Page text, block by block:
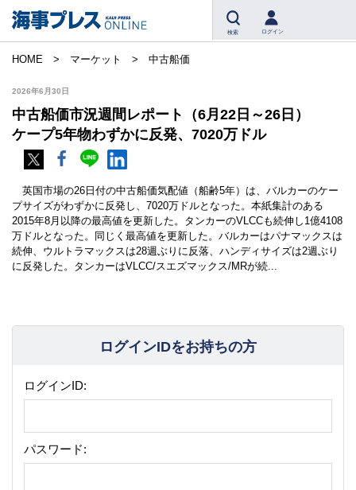
検索 ログイン
HOME マーケット 中古船価
2026年6月30日
中古船価市況週間レポート（6月22日～26日）
ケープ5年物わずかに反発、7020万ドル
英国市場の26日付の中古船価気配値（船齢5年）は、バルカーのケー
プサイズがわずかに反発し、7020万ドルとなった。本紙集計のある
2015年8月以降の最高値を更新した。タンカーのVLCCも続伸し1億4108
万ドルとなった。同じく最高値を更新した。バルカーはパナマックスは
続伸、ウルトラマックスは28週ぶりに反落、ハンディサイズは2週ぶり
に反発した。タンカーはVLCC/スエズマックス/MRが続...
ログインIDをお持ちの方
ログインID:
パスワード: